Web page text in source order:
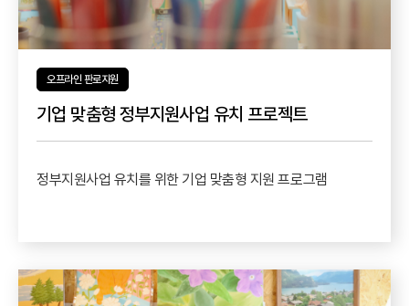
오프라인 판로지원
기업 맞춤형 정부지원사업 유치 프로젝트
정부지원사업 유치를 위한 기업 맞춤형 지원 프로그램